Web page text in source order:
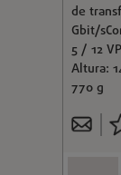
de
Gbit/
5 / 12
Altura:
770 g